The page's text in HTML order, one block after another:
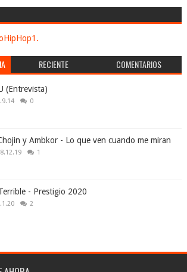
RECIENTE COMENTARIOS
(Entrevista)
0
y Ambkor - Lo que ven cuando me miran
1
- Prestigio 2020
2